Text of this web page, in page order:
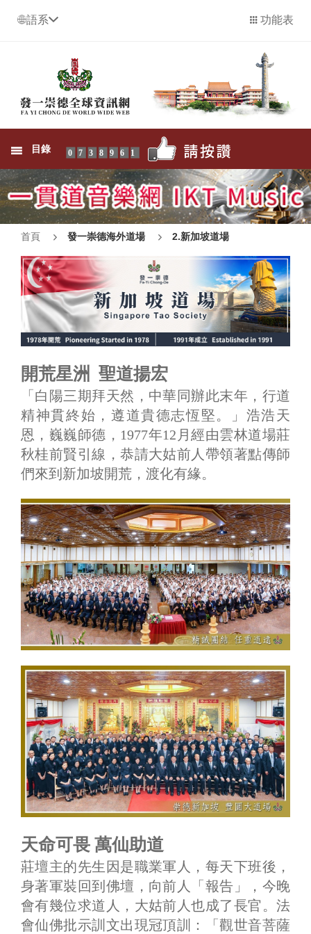
語系 功能表
目錄 0738961
首頁 發一崇德海外道場 2.新加坡道場
開荒星洲 聖道揚宏
「白陽三期拜天然，中華同辦此末年，行道
精神貫終始，遵道貴德志恆堅。」浩浩天
恩，巍巍師德，1977年12月經由雲林道場莊
秋桂前賢引線，恭請大姑前人帶領著點傳師
們來到新加坡開荒，渡化有緣。
天命可畏 萬仙助道
莊壇主的先生因是職業軍人，每天下班後，
身著軍裝回到佛壇，向前人「報告」，今晚
會有幾位求道人，大姑前人也成了長官。法
會仙佛批示訓文出現冠頂訓：「觀世音菩薩